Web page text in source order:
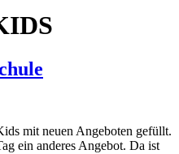
mit neuen Angeboten gefüllt.
ein anderes Angebot. Da ist